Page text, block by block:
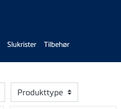
Slukrister Tilbehør
Produkttype